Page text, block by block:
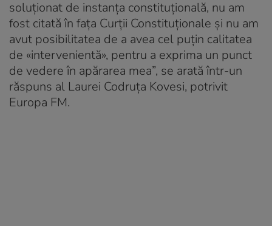
soluționat de instanța constituțională, nu am
fost citată în fața Curții Constituționale și nu am
avut posibilitatea de a avea cel puțin calitatea
de «intervenientă», pentru a exprima un punct
de vedere în apărarea mea”, se arată într-un
răspuns al Laurei Codruța Kovesi, potrivit
Europa FM.